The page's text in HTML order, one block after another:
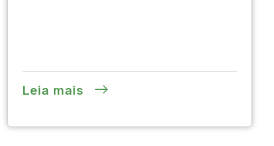
Leia mais